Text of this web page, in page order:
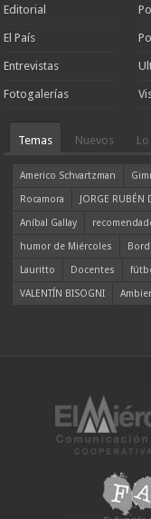
Editorial
El País
Entrevistas
Fotogalerías
Temas Nuevos Lo
Americo Schvartzman
Rocamora
JORGE RUBÉN
Aníbal Gallay
humor de Miércoles
Lauritto
Docentes
VALENTÍN BISOGNI